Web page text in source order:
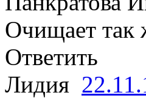
Очищает так
Ответить
Лидия